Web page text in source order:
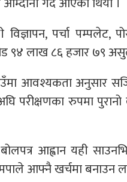
पर्चा
९४ लाख ८६ हजार ७९
आवश्यकता अनुसार
परीक्षणका रुपमा
आह्वान यही
आफ्नै खर्चमा बनाउन